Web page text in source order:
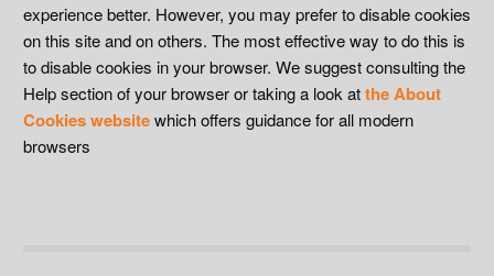
experience better. However, you may prefer to disable cookies
on this site and on others. The most effective way to do this is
to disable cookies in your browser. We suggest consulting the
Help section of your browser or taking a look atthe About
Cookies websitewhich offers guidance for all modern
browsers